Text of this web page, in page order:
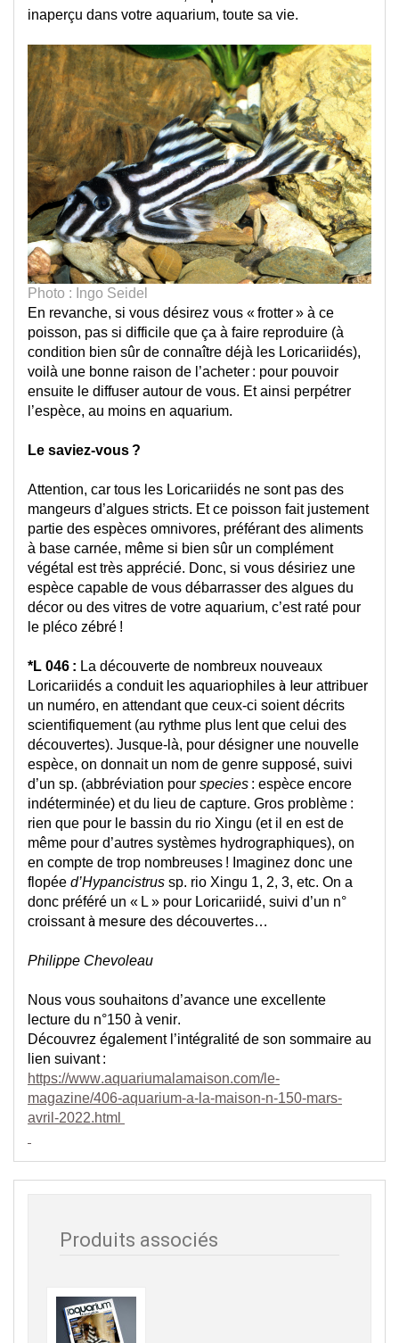
inaperçu dans votre aquarium, toute sa vie.
Photo : Ingo Seidel
En revanche, si vous désirez vous « frotter » à ce
poisson, pas si difficile que ça à faire reproduire (à
condition bien sûr de connaître déjà les Loricariidés),
voilà une bonne raison de l’acheter : pour pouvoir
ensuite le diffuser autour de vous. Et ainsi perpétrer
l’espèce, au moins en aquarium.
Le saviez-vous ?
Attention, car tous les Loricariidés ne sont pas des
mangeurs d’algues stricts. Et ce poisson fait justement
partie des espèces omnivores, préférant des aliments
à base carnée, même si bien sûr un complément
végétal est très apprécié. Donc, si vous désiriez une
espèce capable de vous débarrasser des algues du
décor ou des vitres de votre aquarium, c’est raté pour
le pléco zébré !
*L 046 : La découverte de nombreux nouveaux
Loricariidés a conduit les aquariophiles à leur attribuer
un numéro, en attendant que ceux-ci soient décrits
scientifiquement (au rythme plus lent que celui des
découvertes). Jusque-là, pour désigner une nouvelle
espèce, on donnait un nom de genre supposé, suivi
d’un sp. (abbréviation pour species : espèce encore
indéterminée)
rien que pour le bassin du rio Xingu (et il en est de
en compte de trop nombreuses ! Imaginez donc
flopée d’Hypancistrus sp. rio Xingu 1, 2, 3, etc. On a
donc préféré un « L » pour Loricariidé, suivi d’un n°
croissant à mesure des découvertes…
Philippe Chevoleau
Nous vous souhaitons d’avance une excellente
lecture du n°150 à venir.
Découvrez également l’intégralité de son sommaire au
lien suivant :
https://www.aquariumalamaison.com/le-
magazine/406-aquarium-a-la-maison-n-150-mars-
avril-2022.html
Produits associés